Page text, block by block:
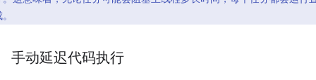
手动延迟代码执行